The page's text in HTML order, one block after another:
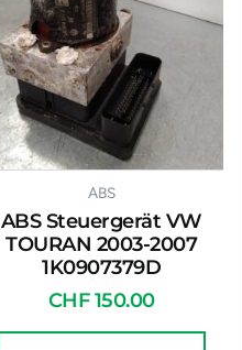
ABS
ABS Steuergerät VW
TOURAN 2003-2007
1K0907379D
CHF150.00